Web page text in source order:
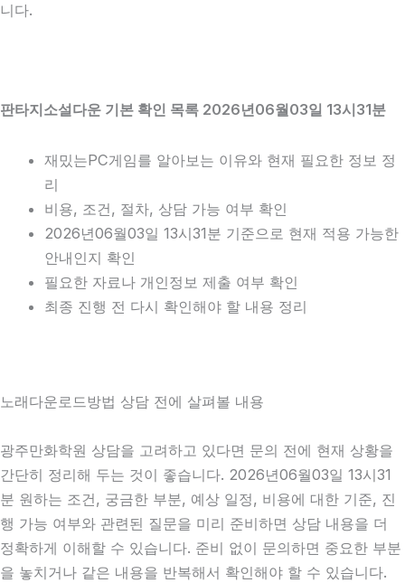
니다.
판타지소설다운 기본 확인 목록 2026년06월03일 13시31분
재밌는PC게임를 알아보는 이유와 현재 필요한 정보 정
리
비용, 조건, 절차, 상담 가능 여부 확인
2026년06월03일 13시31분 기준으로 현재 적용 가능한
안내인지 확인
필요한 자료나 개인정보 제출 여부 확인
최종 진행 전 다시 확인해야 할 내용 정리
노래다운로드방법 상담 전에 살펴볼 내용
광주만화학원 상담을 고려하고 있다면 문의 전에 현재 상황을
간단히 정리해 두는 것이 좋습니다. 2026년06월03일 13시31
분 원하는 조건, 궁금한 부분, 예상 일정, 비용에 대한 기준, 진
행 가능 여부와 관련된 질문을 미리 준비하면 상담 내용을 더
정확하게 이해할 수 있습니다. 준비 없이 문의하면 중요한 부분
을 놓치거나 같은 내용을 반복해서 확인해야 할 수 있습니다.